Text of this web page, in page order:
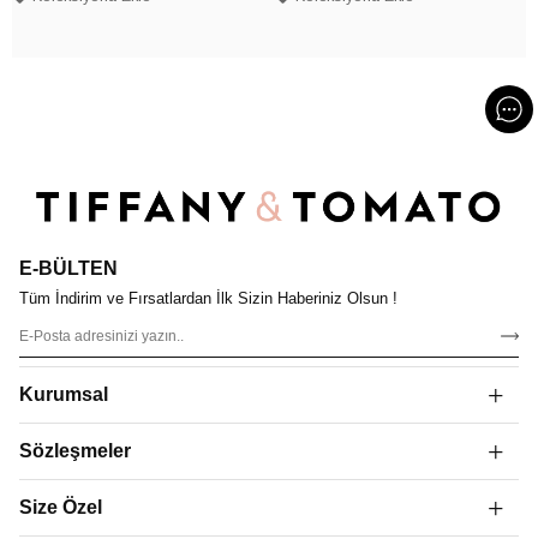
E-BÜLTEN
Tüm İndirim ve Fırsatlardan İlk Sizin Haberiniz Olsun !
Kurumsal
Sözleşmeler
Size Özel